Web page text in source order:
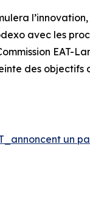
avec les
EAT-
des objectifs
un